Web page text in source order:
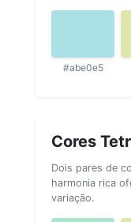
#abe0e5
Cores
Dois pares de
harmonia rica
variação.